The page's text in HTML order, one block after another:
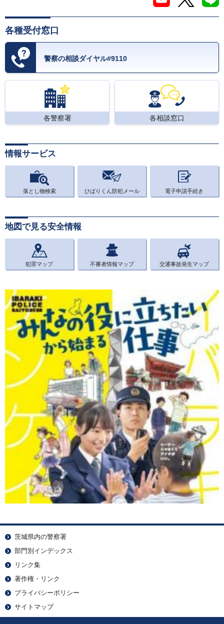
各種受付窓口
警察の相談ダイヤル#9110
各警察署 各相談窓口
情報サービス
落とし物検索 ひばりくん防犯メール 電子申請手続き
地図で見る安全情報
犯罪マップ 不審者情報マップ 交通事故発生マップ
茨城県内の警察署
部門別インデックス
リンク集
著作権・リンク
プライバシーポリシー
サイトマップ